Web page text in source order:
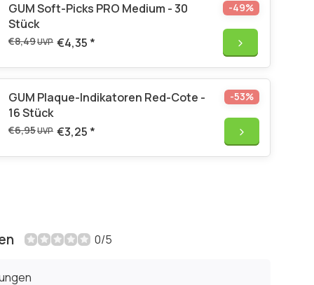
GUM Soft-Picks PRO Medium - 30
Stück
€8,49UVP €4,35 *
-49%
GUM Plaque-Indikatoren Red-Cote -
16 Stück
€6,95UVP €3,25 *
-53%
0/5